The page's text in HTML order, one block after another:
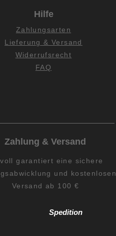
Hilfe
Zahlungsarten
Lieferung & Versand
Widerrufsrecht
FAQ
Zahlung & Versand
garantiert eine sichere
und kostenlosen
Versand ab 100 €
Spedition